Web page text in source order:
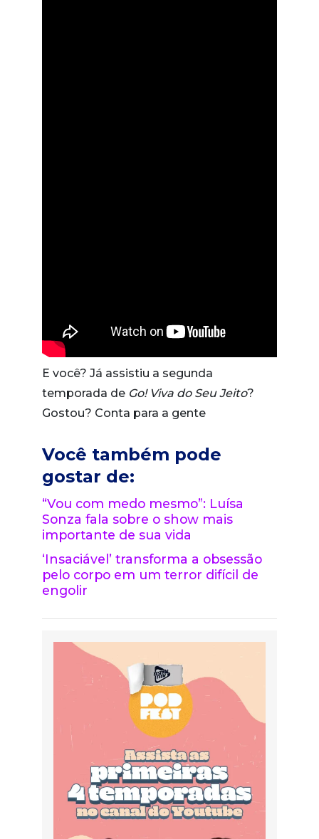
E você? Já assistiu a segunda
temporada de Go! Viva do Seu Jeito?
Gostou? Conta para a gente
Você também pode
gostar de:
“Vou com medo mesmo”: Luísa
Sonza fala sobre o show mais
importante de sua vida
‘Insaciável’ transforma a obsessão
pelo corpo em um terror difícil de
engolir